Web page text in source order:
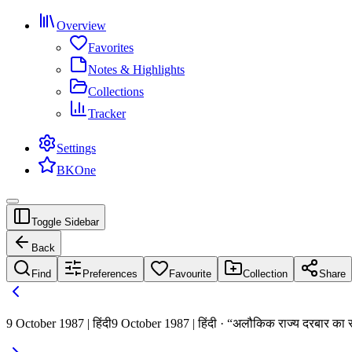
Overview
Favorites
Notes & Highlights
Collections
Tracker
Settings
BKOne
Toggle Sidebar
Back
Find Preferences Favourite Collection Share
9 October 1987 | हिंदी9 October 1987 | हिंदी · “अलौकिक राज्य दरबार का